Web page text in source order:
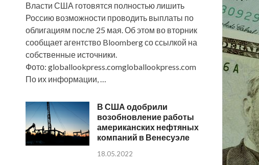
Власти США готовятся полностью лишить
Россию возможности проводить выплаты по
облигациям после 25 мая. Об этом во вторник
сообщает агентство Bloomberg со ссылкой на
собственные источники.
Фото: globallookpress.comgloballookpress.com
По их информации, …
В США одобрили
возобновление работы
американских нефтяных
компаний в Венесуэле
18.05.2022